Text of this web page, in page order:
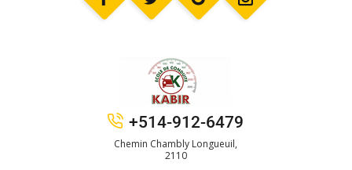
+514-912-6479
Chemin Chambly Longueuil,
2110